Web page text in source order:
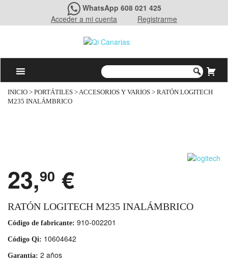
WhatsApp 608 021 425
Acceder a mi cuenta
Registrarme
INICIO > PORTÁTILES >ACCESORIOS Y VARIOS > RATÓN LOGITECH
M235 INALÁMBRICO
23,90 €
RATÓN LOGITECH M235 INALÁMBRICO
Código de fabricante: 910-002201
Código Qi: 10604642
Garantía: 2 años